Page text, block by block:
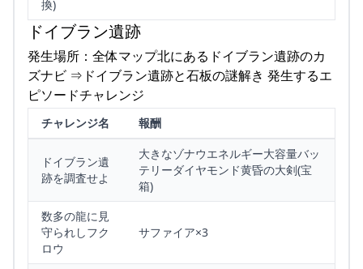
換)
ドイブラン遺跡
発生場所：全体マップ北にあるドイブラン遺跡のカ
ズナビ ⇒ドイブラン遺跡と石板の謎解き 発生するエ
ピソードチャレンジ
チャレンジ名 報酬
ドイブラン遺
跡を調査せよ
大きなゾナウエネルギー大容量バッ
テリーダイヤモンド黄昏の大剣(宝
箱)
数多の龍に見
守られしフク
ロウ
サファイア×3